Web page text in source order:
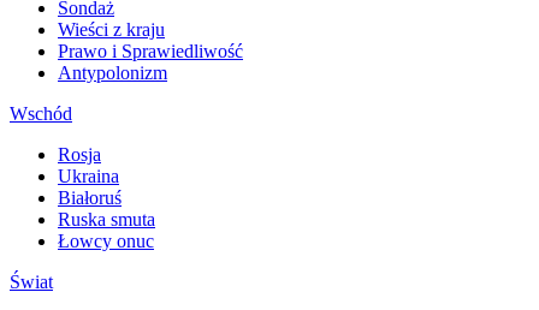
Sondaż
Wieści z kraju
Prawo i Sprawiedliwość
Antypolonizm
Wschód
Rosja
Ukraina
Białoruś
Ruska smuta
Łowcy onuc
Świat